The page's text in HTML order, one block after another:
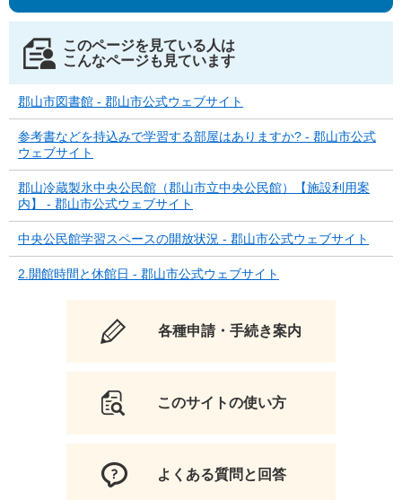
このページを見ている人は
こんなページも見ています
郡山市図書館 - 郡山市公式ウェブサイト
参考書などを持込みで学習する部屋はありますか? - 郡山市公式
ウェブサイト
郡山冷蔵製氷中央公民館（郡山市立中央公民館）【施設利用案
内】 - 郡山市公式ウェブサイト
中央公民館学習スペースの開放状況 - 郡山市公式ウェブサイト
2.開館時間と休館日 - 郡山市公式ウェブサイト
各種申請・手続き案内
このサイトの使い方
よくある質問と回答